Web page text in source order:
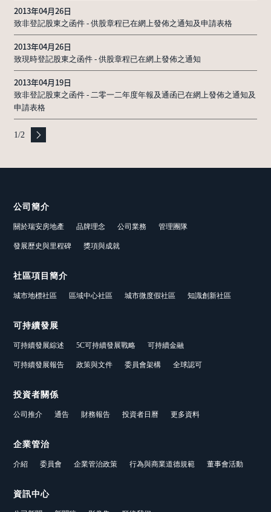
2013年04月26日
致非登記股東之函件 - 供股章程已在網上發佈之通知及申請表格
2013年04月26日
致現時登記股東之函件 - 供股章程已在網上發佈之通知
2013年04月19日
致非登記股東之函件 - 二零一二年度年報及通函已在網上發佈之通知及
申請表格
1/2
公司簡介
關於瑞安房地產 品牌理念 公司業務 管理團隊
發展歷史與里程碑 獎項與成就
社區項目簡介
城市地標社區 區域中心社區 城市微度假社區 知識創新社區
可持續發展
可持續發展綜述 5C可持續發展戰略 可持續金融
可持續發展報告 政策與文件 委員會架構 全球認可
投資者關係
公司推介 通告 財務報告 投資者日曆 更多資料
企業管治
介紹 委員會 企業管治政策 行為與商業道德規範 董事會活動
資訊中心